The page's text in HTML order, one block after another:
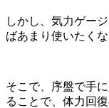
しかし、気力ゲー
ばあまり使いたく
そこで、序盤で手
ることで、体力回